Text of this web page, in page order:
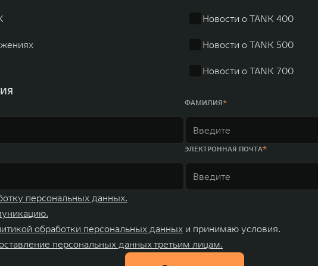
центры в России, Китае, Японии, США, Германии, Индии, Австрии и
Новости о TANK 400
Новости о TANK 500
Новости о TANK 700
ФАМИЛИЯ
ЭЛЕКТРОННАЯ ПОЧТА
персональных данных.
обработки персональных данных и принимаю условия.
персональных данных третьим лицам.